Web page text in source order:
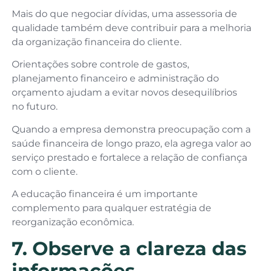
Mais do que negociar dívidas, uma assessoria de
qualidade também deve contribuir para a melhoria
da organização financeira do cliente.
Orientações sobre controle de gastos,
planejamento financeiro e administração do
orçamento ajudam a evitar novos desequilíbrios
no futuro.
Quando a empresa demonstra preocupação com a
saúde financeira de longo prazo, ela agrega valor ao
serviço prestado e fortalece a relação de confiança
com o cliente.
A educação financeira é um importante
complemento para qualquer estratégia de
reorganização econômica.
7. Observe a clareza das